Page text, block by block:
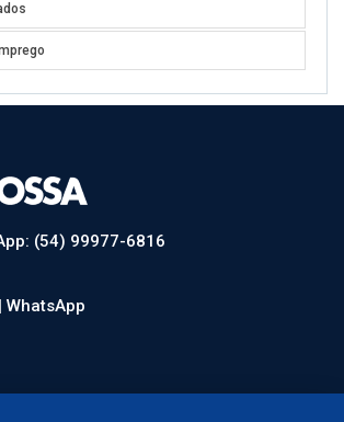
(54) 99977-6816
WhatsApp